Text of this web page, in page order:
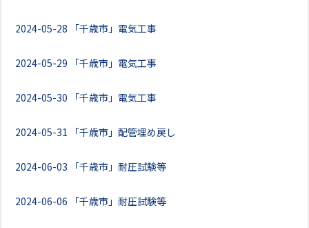
2024-05-28 「千歳市」電気工事
2024-05-29 「千歳市」電気工事
2024-05-30 「千歳市」電気工事
2024-05-31 「千歳市」配管埋め戻し
2024-06-03 「千歳市」耐圧試験等
2024-06-06 「千歳市」耐圧試験等